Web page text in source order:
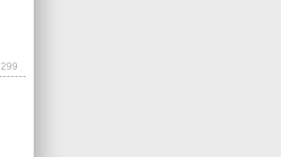
299